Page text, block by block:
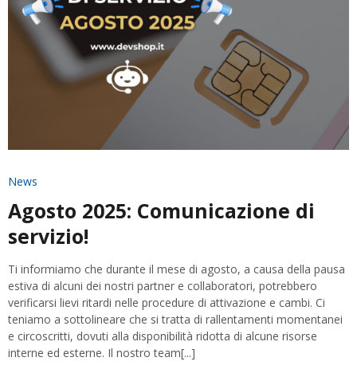
News
Agosto 2025: Comunicazione di
servizio!
Ti informiamo che durante il mese di agosto, a causa della pausa
estiva di alcuni dei nostri partner e collaboratori, potrebbero
verificarsi lievi ritardi nelle procedure di attivazione e cambi. Ci
teniamo a sottolineare che si tratta di rallentamenti momentanei
e circoscritti, dovuti alla disponibilità ridotta di alcune risorse
interne ed esterne. Il nostro team[...]